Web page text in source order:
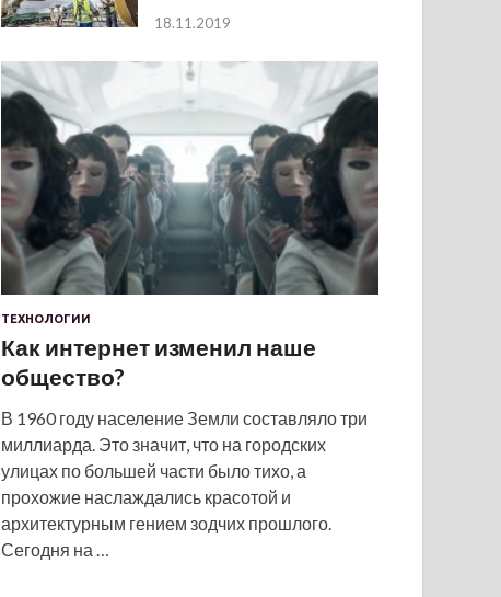
18.11.2019
ТЕХНОЛОГИИ
Как интернет изменил наше
общество?
В 1960 году население Земли составляло три
миллиарда. Это значит, что на городских
улицах по большей части было тихо, а
прохожие наслаждались красотой и
архитектурным гением зодчих прошлого.
Сегодня на …